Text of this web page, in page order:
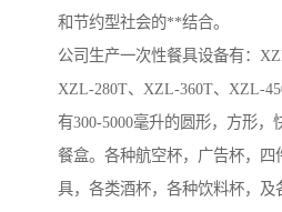
和节约型社会的**结合。
公司生产一次性餐具设备有：
XZL-280T、XZL-360T、XZL-
有300-5000毫升的圆形，方形，
餐盒。各种航空杯，广告杯，四
具，各类酒杯，各种饮料杯，及